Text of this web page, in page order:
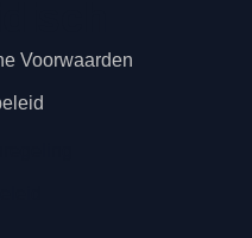
Voorwaarden